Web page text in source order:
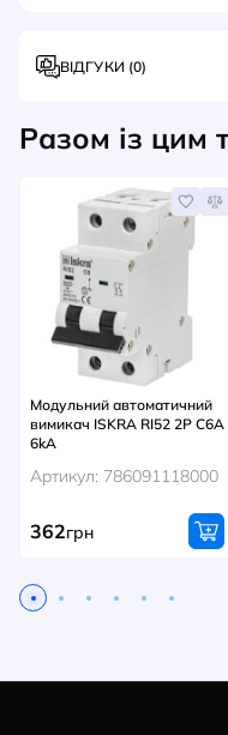
ВІДГУКИ (0)
Разом із цим
Модульний автоматичний
вимикач ISKRA RI52 2P C6A
6kA
Артикул: 786091118000
362грн